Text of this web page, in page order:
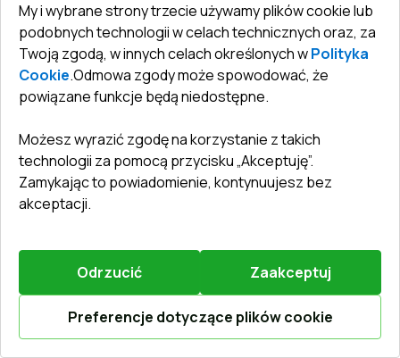
Oblicz online
Przedsprzedaż Zostaw recenzję
Drzwi zewnętrzne 1200x2180 mm DOOR KORSA
OPTIMUM REHAU BRILLANT WALNUT dwustronny
System profili: 5komorowe
Głębokość ramy:
Uszczelka: 2poziomy
Oszklenie
1374,29 €
962,00 €
Więcej / Zmień
My i wybrane strony trzecie używamy plików cookie lub
podobnych technologii w celach technicznych oraz, za
Twoją zgodą, w innych celach określonych wPolityka
Cookie.Odmowa zgody może spowodować, że
powiązane funkcje będą niedostępne.
Możesz wyrazić zgodę na korzystanie z takich
technologii za pomocą przycisku „Akceptuję”.
Zamykając to powiadomienie, kontynuujesz bez
akceptacji.
Odrzucić Zaakceptuj
Preferencje dotyczące plików cookie